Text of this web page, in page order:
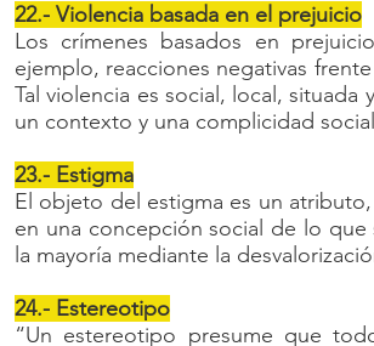
22.- Violencia basada en el prejuicio
Los crímenes basados en
ejemplo, reacciones negativas
Tal violencia es social, local,
un contexto y una complicidad
23.- Estigma
El objeto del estigma es un
en una concepción social de lo
la mayoría mediante la
24.- Estereotipo
“Un estereotipo presume que